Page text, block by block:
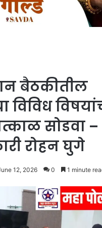
बैठकीतील
विविध
सोडवा –
रोहन घुगे
12, 2026 0 1 minute